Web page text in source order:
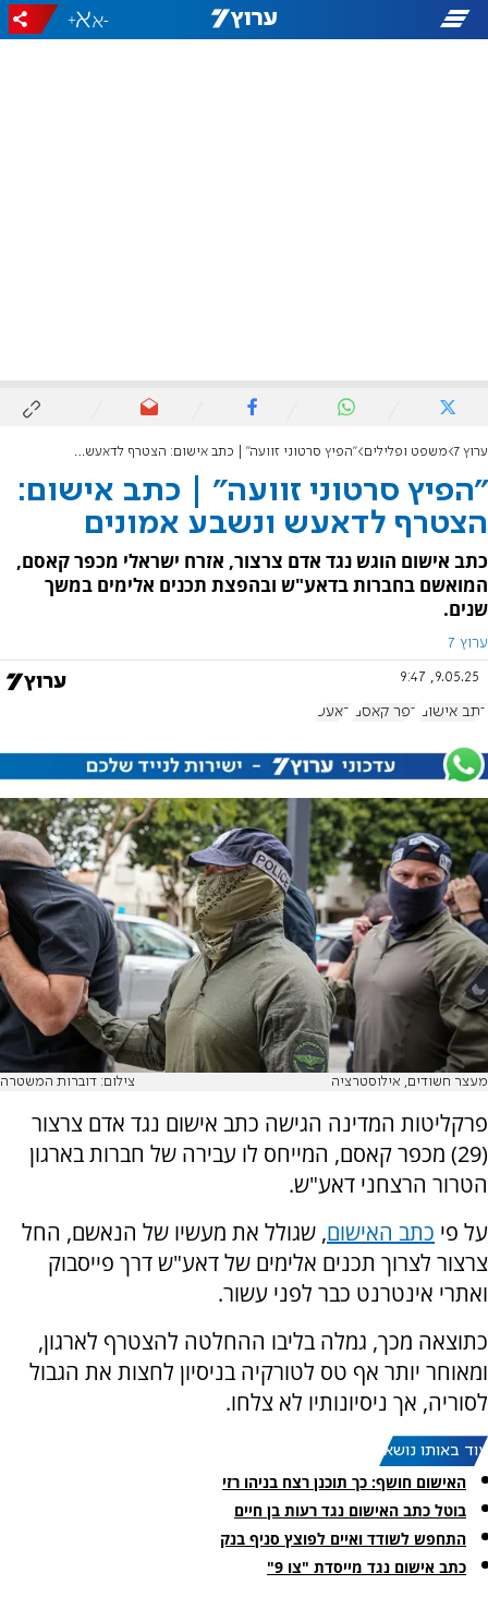
-
+
ערוץ 7 משפט ופלילים "הפיץ סרטוני זוועה" | כתב אישום: הצטרף לדאעש ונשבע אמונים
"הפיץ סרטוני זוועה" | כתב אישום:
הצטרף לדאעש ונשבע אמונים
כתב אישום הוגש נגד אדם צרצור, אזרח ישראלי מכפר קאסם,
המואשם בחברות בדאע"ש ובהפצת תכנים אלימים במשך
שנים.
ערוץ 7
9.05.25, 9:47
כתב אישום כפר קאסם דאעש
מעצר חשודים, אילוסטרציה צילום: דוברות המשטרה
פרקליטות המדינה הגישה כתב אישום נגד אדם צרצור
(29) מכפר קאסם, המייחס לו עבירה של חברות בארגון
הטרור הרצחני דאע"ש.
על פי כתב האישום, שגולל את מעשיו של הנאשם, החל
צרצור לצרוך תכנים אלימים של דאע"ש דרך פייסבוק
ואתרי אינטרנט כבר לפני עשור.
כתוצאה מכך, גמלה בליבו ההחלטה להצטרף לארגון,
ומאוחר יותר אף טס לטורקיה בניסיון לחצות את הגבול
לסוריה, אך ניסיונותיו לא צלחו.
עוד באותו נושא:
האישום חושף: כך תוכנן רצח בניהו רזי
בוטל כתב האישום נגד רעות בן חיים
התחפש לשודד ואיים לפוצץ סניף בנק
כתב אישום נגד מייסדת "צו 9"